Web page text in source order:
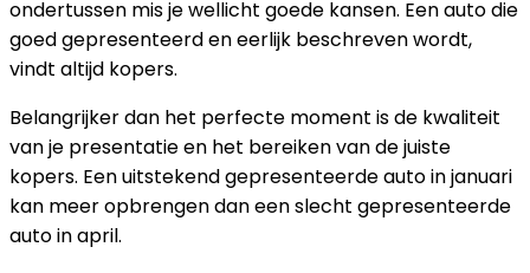
ondertussen mis je wellicht goede kansen. Een auto die
goed gepresenteerd en eerlijk beschreven wordt,
vindt altijd kopers.
Belangrijker dan het perfecte moment is de kwaliteit
van je presentatie en het bereiken van de juiste
kopers. Een uitstekend gepresenteerde auto in januari
kan meer opbrengen dan een slecht gepresenteerde
auto in april.